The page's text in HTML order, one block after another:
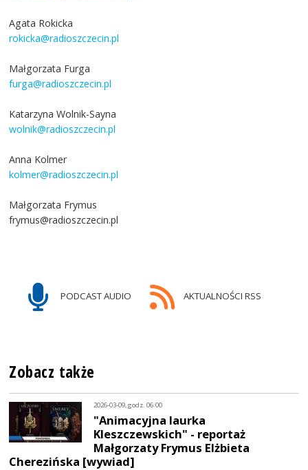
Agata Rokicka
rokicka@radioszczecin.pl
Małgorzata Furga
furga@radioszczecin.pl
Katarzyna Wolnik-Sayna
wolnik@radioszczecin.pl
Anna Kolmer
kolmer@radioszczecin.pl
Małgorzata Frymus
frymus@radioszczecin.pl
PODCAST AUDIO AKTUALNOŚCI RSS
Zobacz także
2026-03-09, godz. 06:00
"Animacyjna laurka
Kleszczewskich" - reportaż
Małgorzaty Frymus Elżbieta
Cherezińska [wywiad]